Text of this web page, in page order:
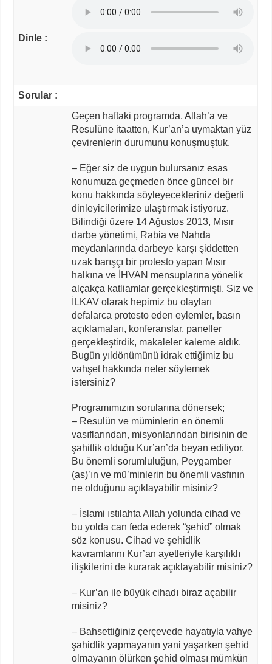
Dinle :
Sorular :
Geçen haftaki programda, Allah’a ve
Resulüne itaatten, Kur’an’a uymaktan yüz
çevirenlerin durumunu konuşmuştuk.
– Eğer siz de uygun bulursanız esas
konumuza geçmeden önce güncel bir
konu hakkında söyleyecekleriniz değerli
dinleyicilerimize ulaştırmak istiyoruz.
Bilindiği üzere 14 Ağustos 2013, Mısır
darbe yönetimi, Rabia ve Nahda
meydanlarında darbeye karşı şiddetten
uzak barışçı bir protesto yapan Mısır
halkına ve İHVAN mensuplarına yönelik
alçakça katliamlar gerçekleştirmişti. Siz ve
İLKAV olarak hepimiz bu olayları
defalarca protesto eden eylemler, basın
açıklamaları, konferanslar, paneller
gerçekleştirdik, makaleler kaleme aldık.
Bugün yıldönümünü idrak ettiğimiz bu
vahşet hakkında neler söylemek
istersiniz?
Programımızın sorularına dönersek;
– Resulün ve müminlerin en önemli
vasıflarından, misyonlarından birisinin de
şahitlik olduğu Kur’an’da beyan ediliyor.
Bu önemli sorumluluğun, Peygamber
(as)’ın ve mü’minlerin bu önemli vasfının
ne olduğunu açıklayabilir misiniz?
– İslami ıstılahta Allah yolunda cihad ve
bu yolda can feda ederek “şehid” olmak
söz konusu. Cihad ve şehidlik
kavramlarını Kur’an ayetleriyle karşılıklı
ilişkilerini de kurarak açıklayabilir misiniz?
– Kur’an ile büyük cihadı biraz açabilir
misiniz?
– Bahsettiğiniz çerçevede hayatıyla vahye
şahidlik yapmayanın yani yaşarken şehid
olmayanın ölürken şehid olması mümkün